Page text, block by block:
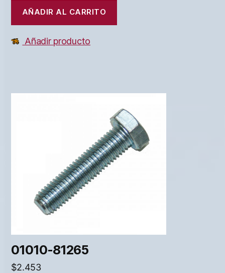
AÑADIR AL CARRITO
Añadir producto
01010-81265
$2.453